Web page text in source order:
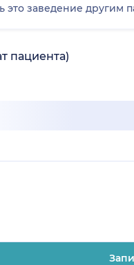
это заведение другим
пациента)